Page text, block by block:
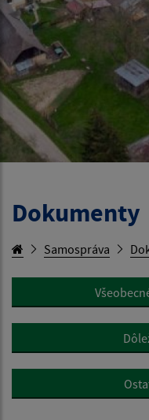
Dokumenty
Samospráva